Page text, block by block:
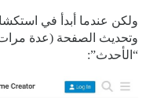
وتحديث الصفحة (عدة
“الأحدث”: